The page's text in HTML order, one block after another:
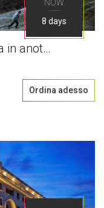
NOW
8 days
Discover Bukovina in another way
Ordina adesso